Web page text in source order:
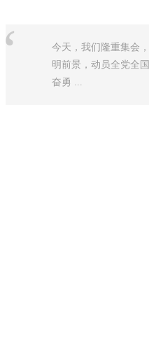
今天，我们隆重集会
明前景，动员全党全
奋勇 ...